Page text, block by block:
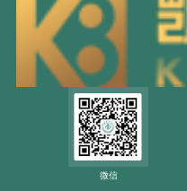
微信